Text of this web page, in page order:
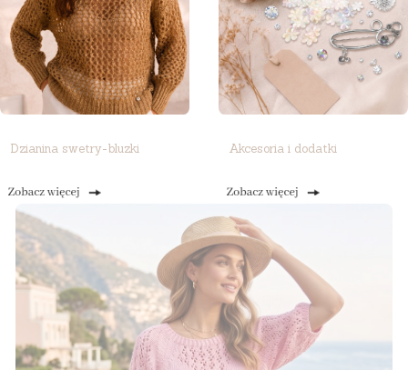
Dzianina swetry-bluzki Akcesoria i dodatki